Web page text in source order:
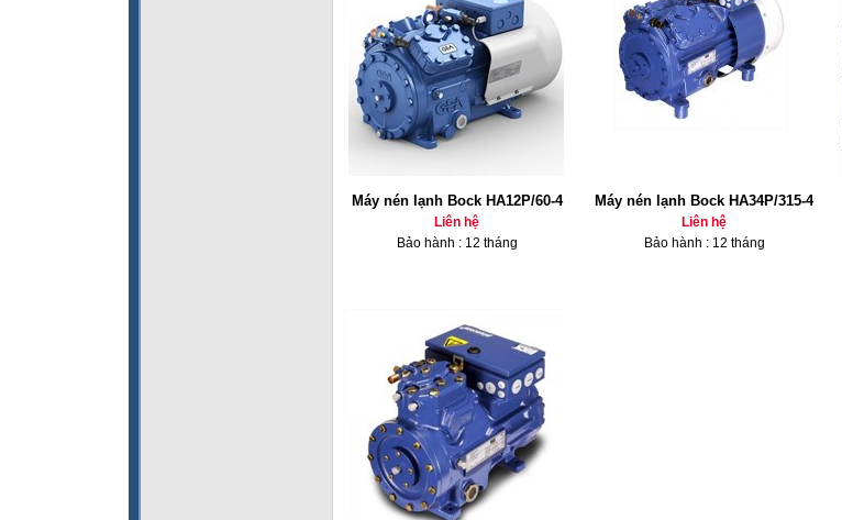
Máy nén lạnh Bock HA12P/60-4
Liên hệ
Bảo hành : 12 tháng
Máy nén lạnh Bock HA34P/315-4
Liên hệ
Bảo hành : 12 tháng